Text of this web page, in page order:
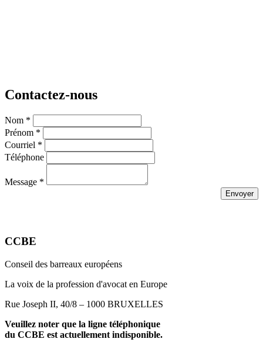
Contactez-nous
Nom *
Prénom *
Courriel *
Téléphone
Message *
CCBE
Conseil des barreaux européens
La voix de la profession d'avocat en Europe
Rue Joseph II, 40/8 – 1000 BRUXELLES
Veuillez noter que la ligne téléphonique
du CCBE est actuellement indisponible.